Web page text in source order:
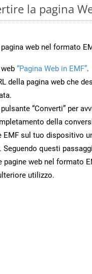
la pagina
web nel formato
“Pagina Web in EMF”.
della pagina web che
“Converti” per
della
EMF sul tuo dispositivo
Seguendo questi
pagine web nel formato
utilizzo.